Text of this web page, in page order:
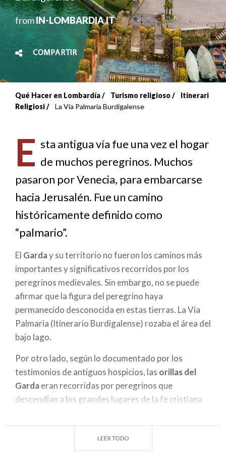
fromIN-LOMBARDIA.IT
COMPARTIR
Sobrescribir
de
ayuda
a
la
navegación
Qué Hacer en Lombardía Turismo religioso
Itinerari
Religiosi
La Vía Palmaria Burdigalense
E sta antigua vía fue una vez el hogar
de muchos peregrinos. Muchos
pasaron por Venecia, para embarcarse
hacia Jerusalén. Fue un camino
históricamente definido como
“palmario”.
El Garday su territorio no fueron los caminos más
importantes y significativos recorridos por los
peregrinos medievales. Sin embargo, no se puede
afirmar que la figura del peregrino haya
permanecido desconocida en estas tierras. La Vía
Palmaria (Itinerario Burdigalense) rozaba el área del
bajo lago.
Por otro lado, según lo documentado por los
testimonios de antiguos hospicios, las orillas del
Gardaeran recorridas por peregrinos que
descendían a los grandes lugares de la fe cristiana
menores que la devoción popular había elegido
como centros de culto y devoción particulares.
LEER TODO